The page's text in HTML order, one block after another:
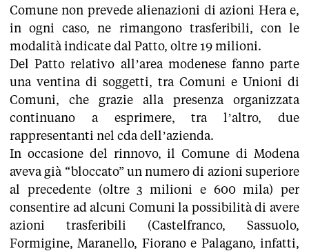
Comune non prevede alienazioni di azioni Hera e,
in ogni caso, ne rimangono trasferibili, con le
modalità indicate dal Patto, oltre 19 milioni.
Del Patto relativo all’area modenese fanno parte
una ventina di soggetti, tra Comuni e Unioni di
Comuni, che grazie alla presenza organizzata
continuano a esprimere, tra l’altro, due
rappresentanti nel cda dell’azienda.
In occasione del rinnovo, il Comune di Modena
aveva già “bloccato” un numero di azioni superiore
al precedente (oltre 3 milioni e 600 mila) per
consentire ad alcuni Comuni la possibilità di avere
azioni trasferibili (Castelfranco, Sassuolo,
Formigine, Maranello, Fiorano e Palagano, infatti,